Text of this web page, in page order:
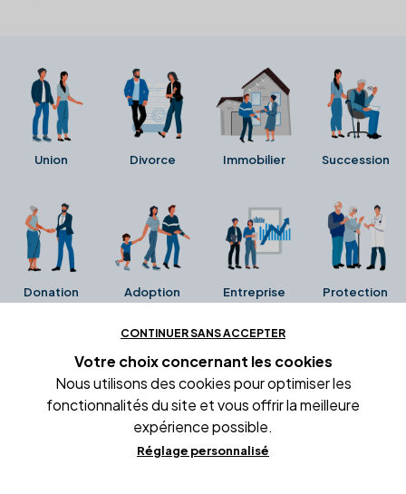
Union Divorce Immobilier Succession
Donation Adoption Entreprise Protection
Ces avis proviennent directement de la fiche Google
Business de l'office notarial. Ils n'ont ni été collectés ni
été vérifiés par Alexia.fr.
Conditions générales d'utilisation
CONTINUER SANS ACCEPTER
Votre choix concernant les cookies
Nous utilisons des cookies pour optimiser les
fonctionnalités du site et vous offrir la meilleure
expérience possible.
Réglage personnalisé